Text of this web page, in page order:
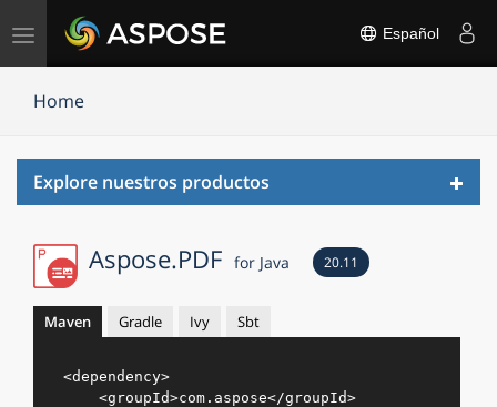
Alternar
Español
Home
Explore nuestros productos
Aspose.PDF for Java 20.11
Maven Gradle Ivy Sbt
<dependency>
<groupId>com.aspose</groupId>